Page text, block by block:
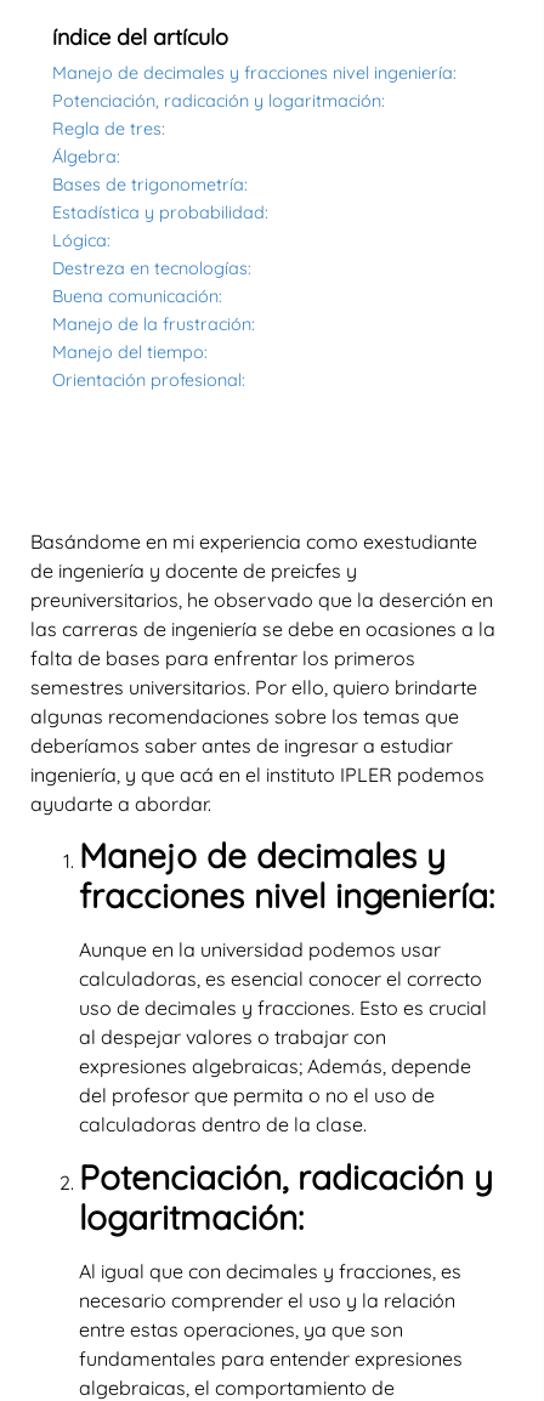
índice del artículo
Manejo de decimales y fracciones nivel ingeniería:
Potenciación, radicación y logaritmación:
Regla de tres:
Álgebra:
Bases de trigonometría:
Estadística y probabilidad:
Lógica:
Destreza en tecnologías:
Buena comunicación:
Manejo de la frustración:
Manejo del tiempo:
Orientación profesional:
Basándome en mi experiencia como exestudiante
de ingeniería y docente de preicfes y
preuniversitarios, he observado que la deserción en
las carreras de ingeniería se debe en ocasiones a la
falta de bases para enfrentar los primeros
semestres universitarios. Por ello, quiero brindarte
algunas recomendaciones sobre los temas que
deberíamos saber antes de ingresar a estudiar
ingeniería, y que acá en el instituto IPLER podemos
ayudarte a abordar.
Manejo de decimales y
fracciones nivel ingeniería:
Aunque en la universidad podemos usar
calculadoras, es esencial conocer el correcto
uso de decimales y fracciones. Esto es crucial
al despejar valores o trabajar con
expresiones algebraicas; Además, depende
del profesor que permita o no el uso de
calculadoras dentro de la clase.
Potenciación, radicación y
logaritmación:
Al igual que con decimales y fracciones, es
necesario comprender el uso y la relación
entre estas operaciones, ya que son
fundamentales para entender expresiones
algebraicas, el comportamiento de